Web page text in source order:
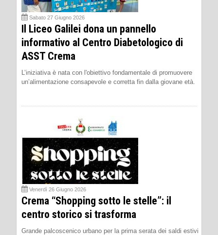
Sabato 27 Giugno 2026
Il Liceo Galilei dona un pannello
informativo al Centro Diabetologico di
ASST Crema
L’iniziativa è nata con l'obiettivo fondamentale di promuovere
un’alimentazione consapevole e corretta fin dalla giovane età.
Venerdì 26 Giugno 2026
Crema “Shopping sotto le stelle”: il
centro storico si trasforma
Grande palcoscenico urbano per la prima serata dei saldi estivi